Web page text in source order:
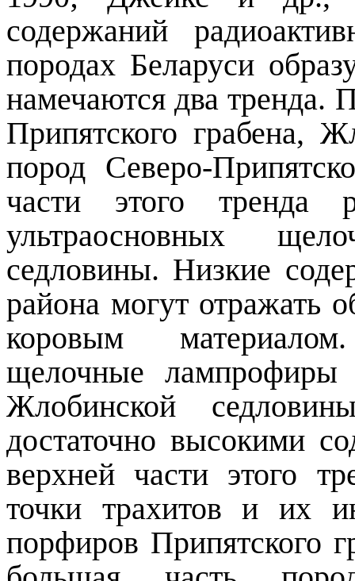
содержаний
породах Беларуси
намечаются два тренда.
Припятского грабена,
пород Северо-
части этого тренда
ультраосновных
седловины. Низкие
района могут отражать
коровым
щелочные
Жлобинской
достаточно высокими
верхней части этого
точки трахитов и их
порфиров Припятского